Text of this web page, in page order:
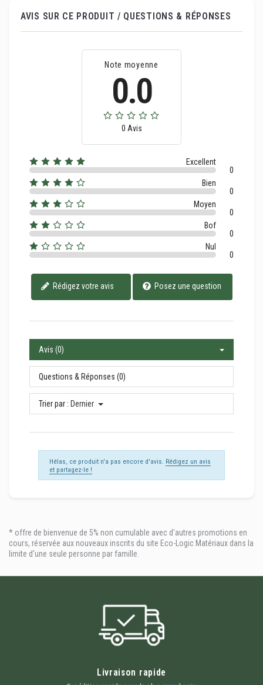
AVIS SUR CE PRODUIT / QUESTIONS & RÉPONSES
Note moyenne
0.0
0 Avis
Excellent
0
Bien
0
Moyen
0
Bof
0
Nul
0
Rédigez votre avis Posez une question
Avis (0)
Questions & Réponses (0)
Trier par : Dernier
Hélas, ce produit n'a pas encore d'avis. Rédigez un avis
et partagez-le !
* offre de bienvenue de 5% non cumulable avec d'autres promotions en
cours, réservée aux nouveaux inscrits du site Eco-Logic Matériaux dans la
limite d'une seule personne par famille.
Livraison rapide